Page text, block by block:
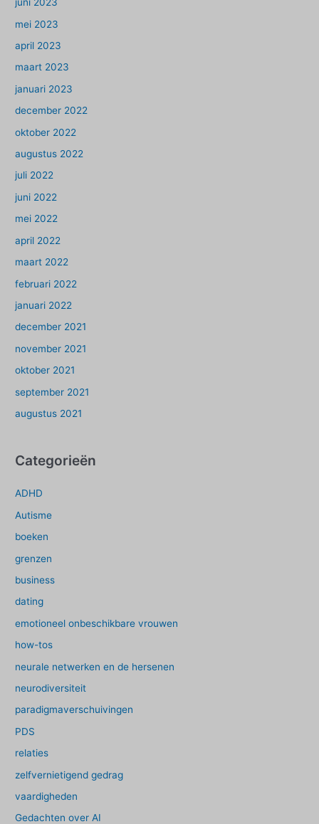
juni 2023
mei 2023
april 2023
maart 2023
januari 2023
december 2022
oktober 2022
augustus 2022
juli 2022
juni 2022
mei 2022
april 2022
maart 2022
februari 2022
januari 2022
december 2021
november 2021
oktober 2021
september 2021
augustus 2021
Categorieën
ADHD
Autisme
boeken
grenzen
business
dating
emotioneel onbeschikbare vrouwen
how-tos
neurale netwerken en de hersenen
neurodiversiteit
paradigmaverschuivingen
PDS
relaties
zelfvernietigend gedrag
vaardigheden
Gedachten over AI